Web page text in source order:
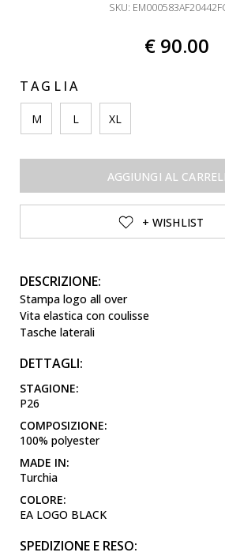
SKU:
€ 90.00
TAGLIA
M L XL
AGGIUNGI AL
+ WISHLIST
DESCRIZIONE:
Stampa logo all over
Vita elastica con coulisse
Tasche laterali
DETTAGLI:
STAGIONE:
P26
COMPOSIZIONE:
100% polyester
MADE IN:
Turchia
COLORE:
EA LOGO BLACK
SPEDIZIONE E RESO: